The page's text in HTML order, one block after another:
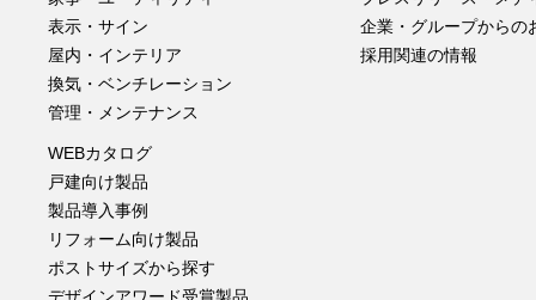
表示・サイン
屋内・インテリア
換気・ベンチレーション
管理・メンテナンス
WEBカタログ
戸建向け製品
製品導入事例
リフォーム向け製品
ポストサイズから探す
企業・グループからの
採用関連の情報